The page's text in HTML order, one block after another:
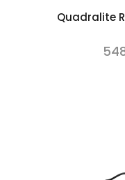
Quadralite